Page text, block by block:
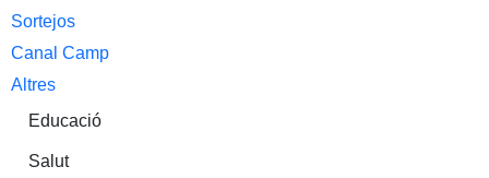
Sortejos
Canal Camp
Altres
Educació
Salut